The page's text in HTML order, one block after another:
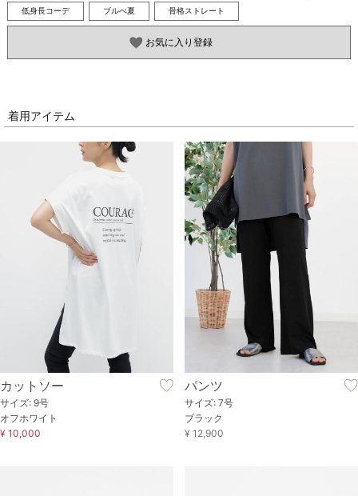
低身長コーデ ブルべ夏 骨格ストレート
お気に入り登録
着用アイテム
カットソー
サイズ: 9号
オフホワイト
¥ 10,000
パンツ
サイズ: 7号
ブラック
¥ 12,900